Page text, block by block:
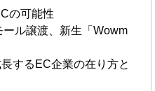
の可能性
ル譲渡、新生「Wowm
するEC企業の在り方と